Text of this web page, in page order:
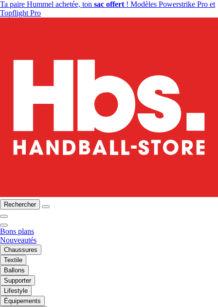
Ta paire Hummel achetée, ton sac offert ! Modèles Powerstrike Pro et
Topflight Pro
Rechercher
Bons plans
Nouveautés
Chaussures
Textile
Ballons
Supporter
Lifestyle
Équipements